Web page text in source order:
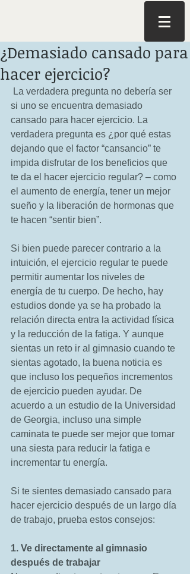
¿Demasiado cansado para
hacer ejercicio?
si uno se encuentra demasiado
cansado para hacer ejercicio. La
verdadera pregunta es ¿por qué estas
dejando que el factor “cansancio” te
impida disfrutar de los beneficios que
te da el hacer ejercicio regular? – como
el aumento de energía, tener un mejor
sueño y la liberación de hormonas que
te hacen “sentir bien”.
Si bien puede parecer contrario a la
intuición, el ejercicio regular te puede
permitir aumentar los niveles de
energía de tu cuerpo. De hecho, hay
estudios donde ya se ha probado la
relación directa entra la actividad física
y la reducción de la fatiga. Y aunque
sientas un reto ir al gimnasio cuando te
sientas agotado, la buena noticia es
que incluso los pequeños incrementos
de ejercicio pueden ayudar. De
acuerdo a un estudio de la Universidad
de Georgia, incluso una simple
caminata te puede ser mejor que tomar
una siesta para reducir la fatiga e
incrementar tu energía.
Si te sientes demasiado cansado para
hacer ejercicio después de un largo día
de trabajo, prueba estos consejos:
1. Ve directamente al gimnasio
después de trabajar